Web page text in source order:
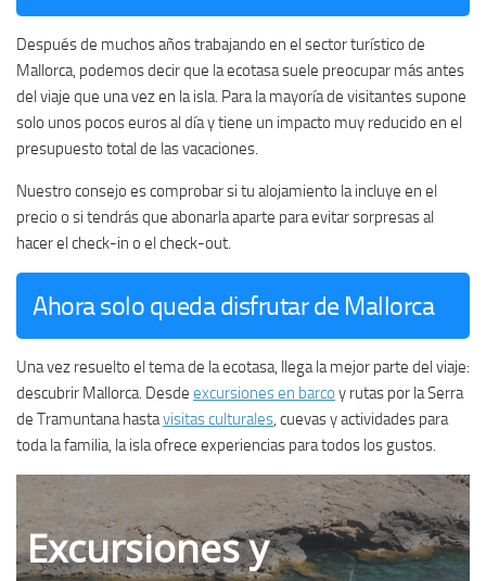
Después de muchos años trabajando en el sector turístico de
Mallorca, podemos decir que la ecotasa suele preocupar más antes
del viaje que una vez en la isla. Para la mayoría de visitantes supone
solo unos pocos euros al día y tiene un impacto muy reducido en el
presupuesto total de las vacaciones.
Nuestro consejo es comprobar si tu alojamiento la incluye en el
precio o si tendrás que abonarla aparte para evitar sorpresas al
hacer el check-in o el check-out.
Ahora solo queda disfrutar de Mallorca
Una vez resuelto el tema de la ecotasa, llega la mejor parte del viaje:
descubrir Mallorca. Desde excursiones en barco y rutas por la Serra
de Tramuntana hastavisitas culturales, cuevas y actividades para
toda la familia, la isla ofrece experiencias para todos los gustos.
Excursiones y